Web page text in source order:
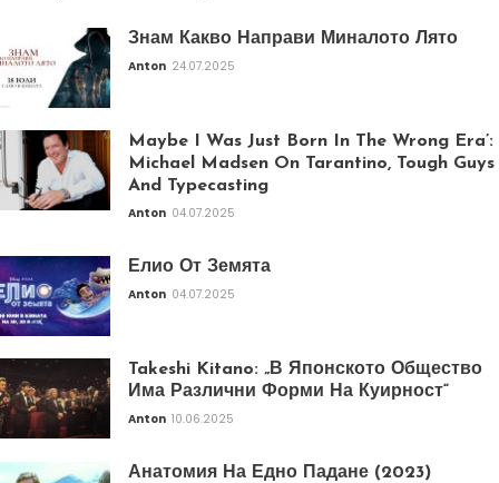
Знам Какво Направи Миналото Лято
Anton 24.07.2025
Maybe I Was Just Born In The Wrong Era’:
Michael Madsen On Tarantino, Tough Guys
And Typecasting
Anton 04.07.2025
Елио От Земята
Anton 04.07.2025
Takeshi Kitano: „В Японското Общество
Има Различни Форми На Куирност“
Anton 10.06.2025
Анатомия На Едно Падане (2023)